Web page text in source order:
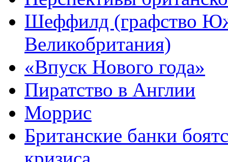
Шеффилд (графство
Великобритания)
«Впуск Нового года»
Пиратство в Англии
Моррис
Британские банки